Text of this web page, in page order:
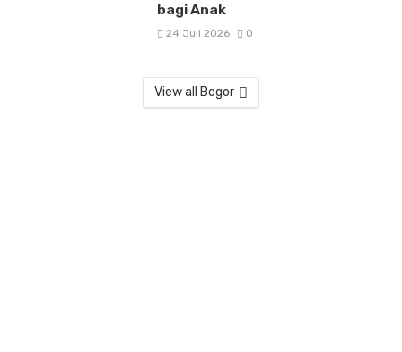
bagi Anak
24 Juli 2026 0
View all Bogor